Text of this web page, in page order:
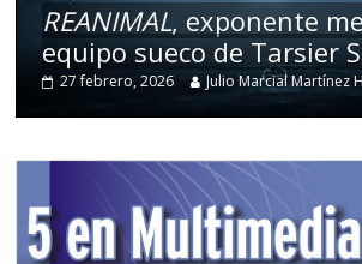
REANIMAL, exponente
equipo sueco de Tarsier
27 febrero, 2026 Julio Marcial Martínez